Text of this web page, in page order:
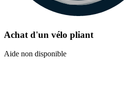
Achat d'un vélo pliant
Aide non disponible